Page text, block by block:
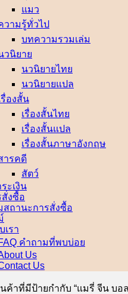
แมว
วามรู้ทั่วไป
บทความรวมเล่ม
วนิยาย
นวนิยายไทย
นวนิยายแปล
รื่องสั้น
เรื่องสั้นไทย
เรื่องสั้นแปล
เรื่องสั้นภาษาอังกฤษ
ารคดี
สัตว์
ะเงิน
งซื้อ
สถานะการสั่งซื้อ
เรา
คำถามที่พบบ่อย
Us
Us
ค้าที่มีป้ายกำกับ “แมรี่ จีน บอล